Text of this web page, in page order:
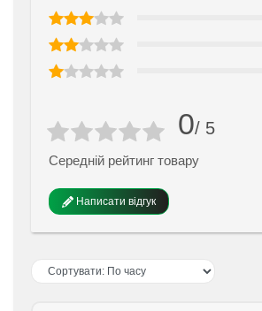
0/ 5
Середній рейтинг товару
Написати відгук